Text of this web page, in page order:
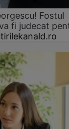
Fostul
fi judecat